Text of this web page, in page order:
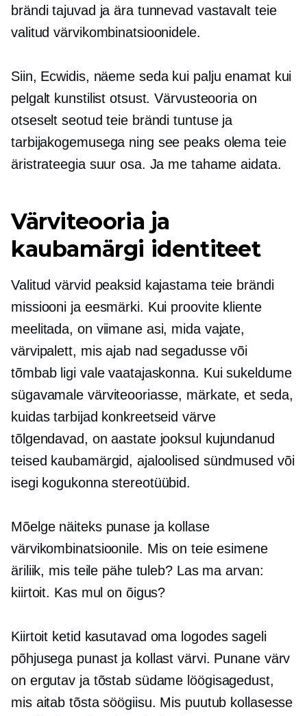
brändi tajuvad ja ära tunnevad vastavalt teie
valitud värvikombinatsioonidele.
Siin, Ecwidis, näeme seda kui palju enamat kui
pelgalt kunstilist otsust. Värvusteooria on
otseselt seotud teie brändi tuntuse ja
tarbijakogemusega ning see peaks olema teie
äristrateegia suur osa. Ja me tahame aidata.
Värviteooria ja
kaubamärgi identiteet
Valitud värvid peaksid kajastama teie brändi
missiooni ja eesmärki. Kui proovite kliente
meelitada, on viimane asi, mida vajate,
värvipalett, mis ajab nad segadusse või
tõmbab ligi vale vaatajaskonna. Kui sukeldume
sügavamale värviteooriasse, märkate, et seda,
kuidas tarbijad konkreetseid värve
tõlgendavad, on aastate jooksul kujundanud
teised kaubamärgid, ajaloolised sündmused või
isegi kogukonna stereotüübid.
Mõelge näiteks punase ja kollase
värvikombinatsioonile. Mis on teie esimene
äriliik, mis teile pähe tuleb? Las ma arvan:
kiirtoit. Kas mul on õigus?
Kiirtoit ketid kasutavad oma logodes sageli
põhjusega punast ja kollast värvi. Punane värv
on ergutav ja tõstab südame löögisagedust,
mis aitab tõsta söögiisu. Mis puutub kollasesse